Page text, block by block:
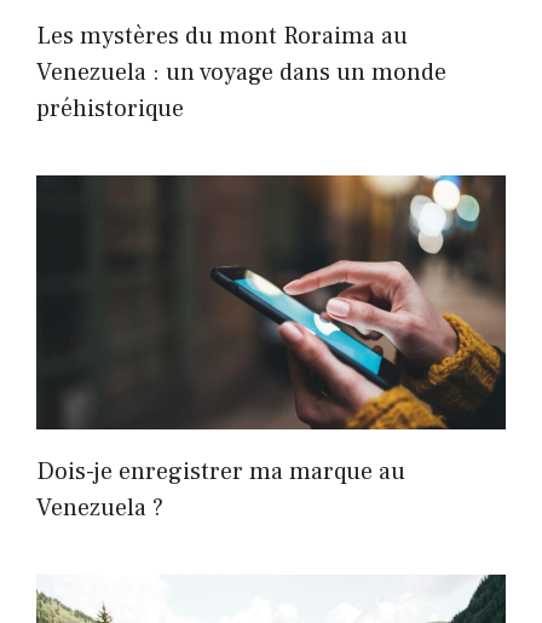
Les mystères du mont Roraima au
Venezuela : un voyage dans un monde
préhistorique
Dois-je enregistrer ma marque au
Venezuela ?